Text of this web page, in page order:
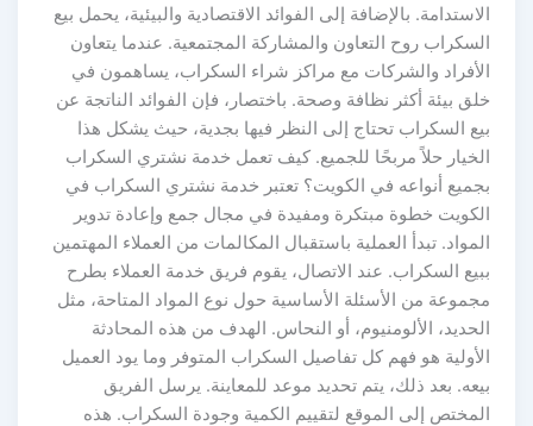
الاستدامة. بالإضافة إلى الفوائد الاقتصادية والبيئية، يحمل بيع
السكراب روح التعاون والمشاركة المجتمعية. عندما يتعاون
الأفراد والشركات مع مراكز شراء السكراب، يساهمون في
خلق بيئة أكثر نظافة وصحة. باختصار، فإن الفوائد الناتجة عن
بيع السكراب تحتاج إلى النظر فيها بجدية، حيث يشكل هذا
الخيار حلاً مربحًا للجميع. كيف تعمل خدمة نشتري السكراب
بجميع أنواعه في الكويت؟ تعتبر خدمة نشتري السكراب في
الكويت خطوة مبتكرة ومفيدة في مجال جمع وإعادة تدوير
المواد. تبدأ العملية باستقبال المكالمات من العملاء المهتمين
ببيع السكراب. عند الاتصال، يقوم فريق خدمة العملاء بطرح
مجموعة من الأسئلة الأساسية حول نوع المواد المتاحة، مثل
الحديد، الألومنيوم، أو النحاس. الهدف من هذه المحادثة
الأولية هو فهم كل تفاصيل السكراب المتوفر وما يود العميل
بيعه. بعد ذلك، يتم تحديد موعد للمعاينة. يرسل الفريق
المختص إلى الموقع لتقييم الكمية وجودة السكراب. هذه